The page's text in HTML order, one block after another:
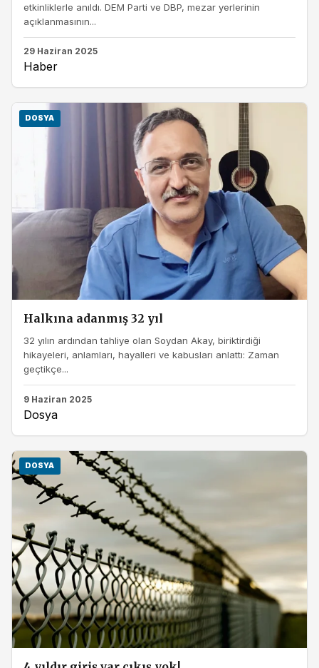
etkinliklerle anıldı. DEM Parti ve DBP, mezar yerlerinin
açıklanmasının...
29 Haziran 2025
Haber
DOSYA
Halkına adanmış 32 yıl
32 yılın ardından tahliye olan Soydan Akay, biriktirdiği
hikayeleri, anlamları, hayalleri ve kabusları anlattı: Zaman
geçtikçe...
9 Haziran 2025
Dosya
DOSYA